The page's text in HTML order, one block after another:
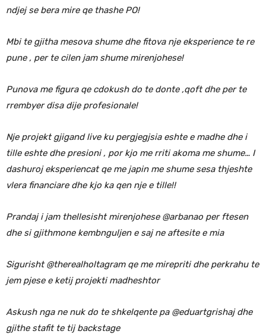
ndjej se bera mire qe thashe PO!
Mbi te gjitha mesova shume dhe fitova nje eksperience te re
pune , per te cilen jam shume mirenjohese!
Punova me figura qe cdokush do te donte ,qoft dhe per te
rrembyer disa dije profesionale!
Nje projekt gjigand live ku pergjegjsia eshte e madhe dhe i
tille eshte dhe presioni , por kjo me rriti akoma me shume… I
dashuroj eksperiencat qe me japin me shume sesa thjeshte
vlera financiare dhe kjo ka qen nje e tille!!
Prandaj i jam thellesisht mirenjohese @arbanao per ftesen
dhe si gjithmone kembnguljen e saj ne aftesite e mia
Sigurisht @therealholtagram qe me mirepriti dhe perkrahu te
jem pjese e ketij projekti madheshtor
Askush nga ne nuk do te shkelqente pa @eduartgrishaj dhe
gjithe stafit te tij backstage